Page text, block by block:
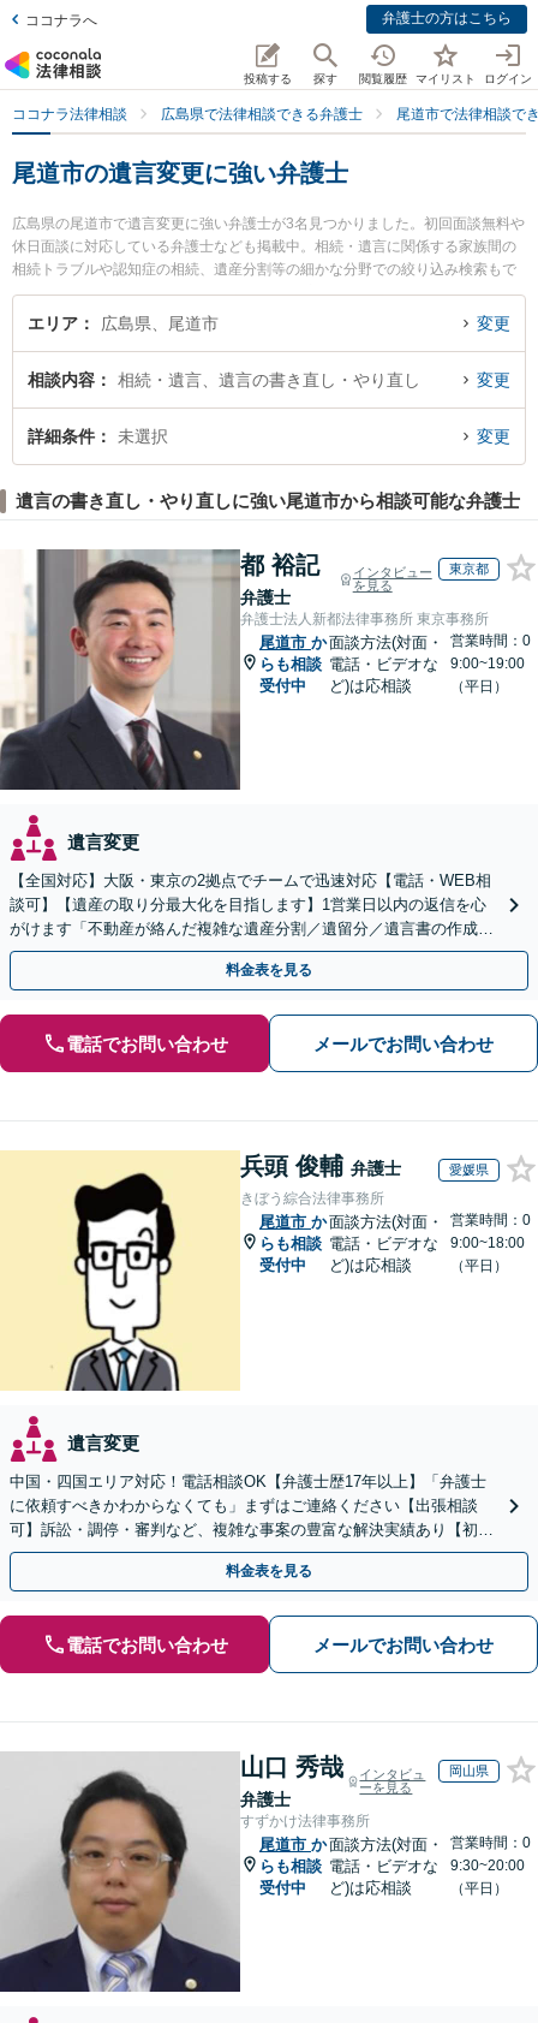
ココナラへ 弁護士の方はこちら
投稿する 探す 閲覧履歴 マイリスト ログイン
ココナラ法律相談 広島県で法律相談できる弁護士 尾道市で法律相談で
尾道市の遺言変更に強い弁護士
広島県の尾道市で遺言変更に強い弁護士が3名見つかりました。初回面談無料や
休日面談に対応している弁護士なども掲載中。相続・遺言に関係する家族間の
相続トラブルや認知症の相続、遺産分割等の細かな分野での絞り込み検索もで
き便利です。特に尾道総合法律事務所の大住 広太弁護士や尾道総合法律事務所
の井上 正信弁護士、岡野法律事務所 尾道支店の田房 教平弁護士のプロフィー
ラブル解決の実績豊富な近くの弁護士を検索したい』『初回相談無料で遺言変
更を法律相談できる尾道市内の弁護士に相談予約したい』などでお困りの相談
者さんにおすすめです。
エリア 広島県、尾道市 変更
相談内容 相続・遺言、遺言の書き直し・やり直し 変更
詳細条件 未選択 変更
遺言の書き直し・やり直しに強い尾道市から相談可能な弁護士
都 裕記
弁護士
インタビュー
を見る
東京都
弁護士法人新都法律事務所 東京事務所
尾道市 か
らも相談
受付中
面談方法(対面・
電話・ビデオな
ど)は応相談
営業時間：0
9:00~19:00
（平日）
遺言変更
【全国対応】大阪・東京の2拠点でチームで迅速対応【電話・WEB相
談可】【遺産の取り分最大化を目指します】1営業日以内の返信を心
がけます「不動産が絡んだ複雑な遺産分割／遺留分／遺言書の作成・
執行／事業承継など、お任せください」【休日相談あり】
料金表を見る
電話でお問い合わせ メールでお問い合わせ
兵頭 俊輔 弁護士 愛媛県
きぼう綜合法律事務所
尾道市 か
らも相談
受付中
面談方法(対面・
電話・ビデオな
ど)は応相談
営業時間：0
9:00~18:00
（平日）
遺言変更
中国・四国エリア対応！電話相談OK【弁護士歴17年以上】「弁護士
に依頼すべきかわからなくても」まずはご連絡ください【出張相談
可】訴訟・調停・審判など、複雑な事案の豊富な解決実績あり【初回
相談無料】初回面談のみで解決できるケースもあります
料金表を見る
電話でお問い合わせ メールでお問い合わせ
山口 秀哉
弁護士
インタビュ
ーを見る
岡山県
すずかけ法律事務所
尾道市 か
らも相談
受付中
面談方法(対面・
電話・ビデオな
ど)は応相談
営業時間：0
9:30~20:00
（平日）